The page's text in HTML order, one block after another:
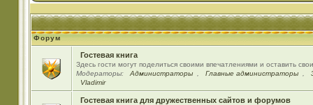
Форум
Гостевая книга
Здесь гости могут поделиться своими впечатлениями и оставить
Модераторы:
Администраторы Главные администраторы
Vladimir
Гостевая книга для дружественных сайтов и форумов